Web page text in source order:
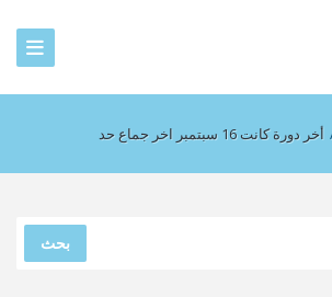
أخر دورة كانت 16 سبتمبر اخر جماع حد
بحث